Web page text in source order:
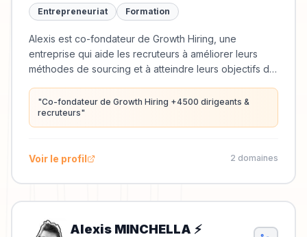
Entrepreneuriat Formation
Alexis est co-fondateur de Growth Hiring, une
entreprise qui aide les recruteurs à améliorer leurs
méthodes de sourcing et à atteindre leurs objectifs de
d'accompagnement.
"Co-fondateur de Growth Hiring +4500 dirigeants &
recruteurs"
Voir le profil 2 domaines
Alexis MINCHELLA ⚡️